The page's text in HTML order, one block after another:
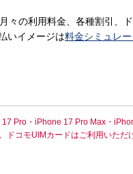
々の利用料金、各種割引、
いイメージは料金シミュレ
Pro・iPhone 17 Pro Max・
ドコモUIMカードはご利用いただ